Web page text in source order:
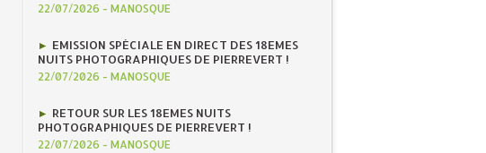
22/07/2026 - MANOSQUE
EMISSION SPÉCIALE EN DIRECT DES 18EMES
NUITS PHOTOGRAPHIQUES DE PIERREVERT !
22/07/2026 - MANOSQUE
RETOUR SUR LES 18EMES NUITS
PHOTOGRAPHIQUES DE PIERREVERT !
22/07/2026 - MANOSQUE